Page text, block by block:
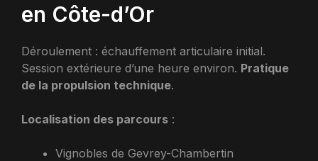
en Côte-d’Or
Déroulement : échauffement articulaire initial.
Session extérieure d’une heure environ. Pratique
de la propulsion technique.
Localisation des parcours :
Vignobles de Gevrey-Chambertin